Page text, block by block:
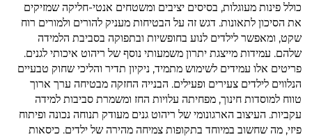
כולל פינות מעוגלות, בסיסים יציבים ומשטחים אנטי-חליקה שמזיקים
את הסיכון לתאונות. דגש זה על הבטיחות מעניק להורים ולמורים רוח
שקט, ומאפשר לילדים לנוע בחופשיות ובתפוקה בסביבת הלמידה
שלהם. עמידות מייצגת יתרון משמעותי נוסף של ריהוט איכותי לגנים.
פריטים אלו עמידים לשימוש מתמיד, ניקיון תדיר והליכי שחוק טבעיים
הנלווים לילדים צעירים ופעילים. הבנייה החזקה מבטיחה ערך ארוך
טווח למוסדות חינוך, מפחיתה עלויות החז ומשמרת סביבות למידה
עקביות. העיצוב הארגונומי של ריהוט גנים מעודק תנוחה נכונה ופיתוח
פיזי, מה שחשוב במיוחד בתקופות צמיחה מהירה של ילדים. כיסאות